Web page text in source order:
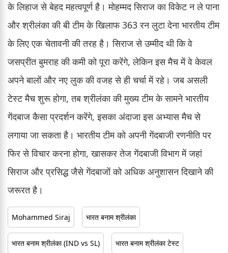
के लिहाज से बेहद महत्वपूर्ण है। मोहम्मद सिराज का विकेट न ले पाना
और श्रीलंका की बी टीम के खिलाफ 363 रन लुटा देना भारतीय टीम
के लिए एक चेतावनी की तरह है। सिराज से उम्मीद थी कि वे
जसप्रीत बुमराह की कमी को पूरा करेंगे, लेकिन इस मैच में वे केवल
अपने बालों और नए लुक की वजह से ही चर्चा में रहे। जब असली
टेस्ट मैच शुरू होगा, तब श्रीलंका की मुख्य टीम के सामने भारतीय
गेंदबाज कैसा प्रदर्शन करेंगे, इसका अंदाजा इस अभ्यास मैच से
लगाया जा सकता है। भारतीय टीम को अपनी गेंदबाजी रणनीति पर
फिर से विचार करना होगा, खासकर तेज गेंदबाजी विभाग में जहां
सिराज और प्रसिद्ध जैसे गेंदबाजों को अधिक अनुशासन दिखाने की
जरूरत है।
Mohammed Siraj भारत बनाम श्रीलंका
भारत बनाम श्रीलंका (IND vs SL) भारत बनाम श्रीलंका टेस्ट